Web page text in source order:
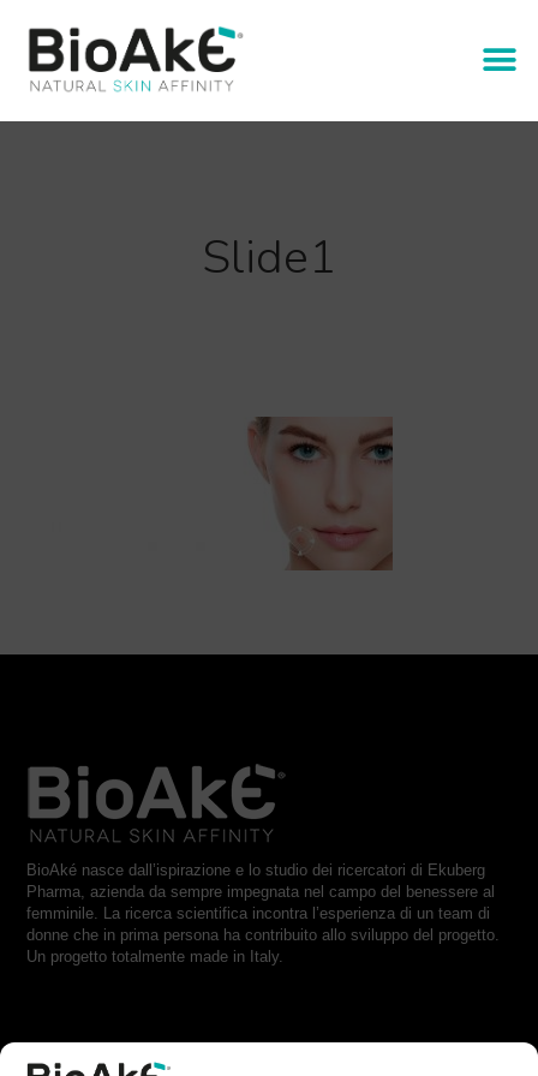
Slide1
BioAké nasce dall’ispirazione e lo studio dei ricercatori di Ekuberg
Pharma, azienda da sempre impegnata nel campo del benessere al
femminile. La ricerca scientifica incontra l’esperienza di un team di
donne che in prima persona ha contribuito allo sviluppo del progetto.
Un progetto totalmente made in Italy.
RESTA IN CONTATTO CON NOI: